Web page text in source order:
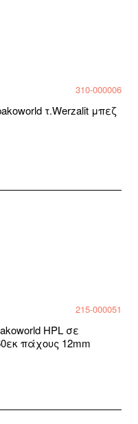
310-000006
τ.Werzalit μπεζ
215-000051
HPL σε
πάχους 12mm